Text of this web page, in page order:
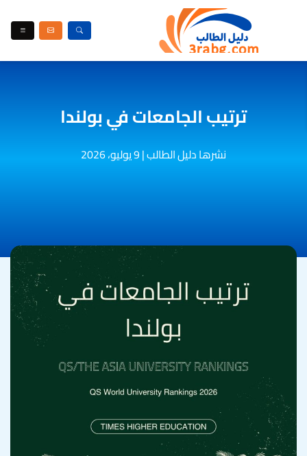
ترتيب الجامعات في بولندا
نشرها دليل الطالب|9 يوليو، 2026